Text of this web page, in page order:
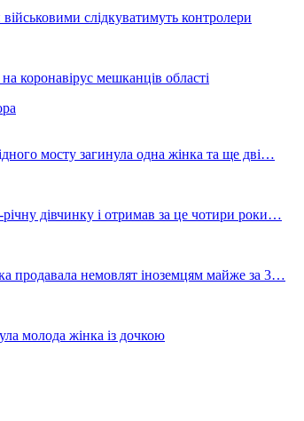
слідкуватимуть контролери
коронавірус мешканців області
мосту загинула одна жінка та ще дві…
дівчинку і отримав за це чотири роки…
продавала немовлят іноземцям майже за 3…
молода жінка із дочкою